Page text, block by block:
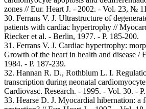
zones // Eur. Heart J. - 2002. - Vol. 23, №
30. Ferrans V. J. Ultrastructure of
patients with cardiac hypertrophy //
Riecker et al. - Berlin, 1977. - P. 185-200.
31. Ferrans V. J. Cardiac hypertrophy:
Growth of the heart in health and disease /
1984. - P. 187-239.
32. Hannan R. D., Rothblum L. I.
transcription during neonatal
Cardiovasc. Research. - 1995. - Vol. 30. -
33. Hearse D. J. Myocardial hibernation: a